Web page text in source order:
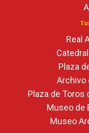
Real
Plaza
Archivo
Plaza de Toros
Museo de
Museo